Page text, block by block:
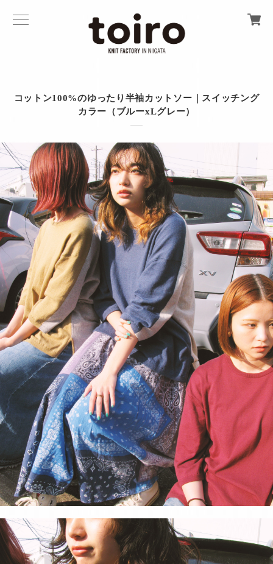
コットン100%のゆったり半袖カットソー｜スイッチング
カラー（ブルーxLグレー）